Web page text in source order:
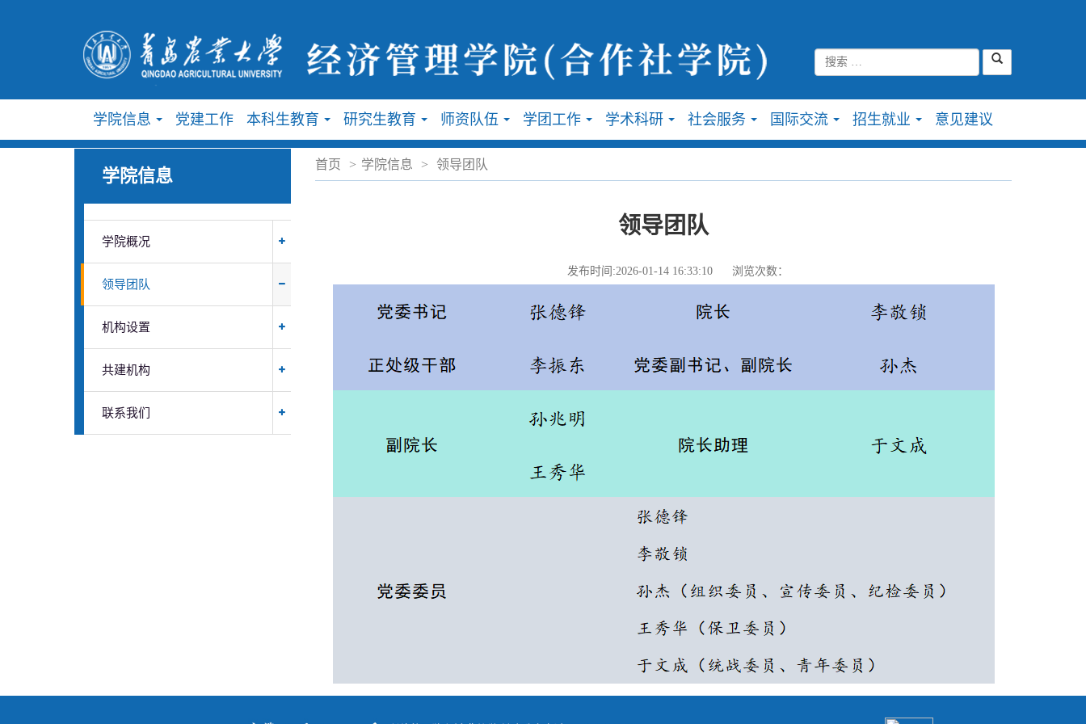
学院信息 党建工作 本科生教育 研究生教育 师资队伍 学团工作 学术科研 社会服务 国际交流 招生就业 意见建议
学院信息
学院概况
领导团队
机构设置
共建机构
联系我们
首页 > 学院信息 > 领导团队
领导团队
发布时间:2026-01-14 16:33:10 浏览次数：